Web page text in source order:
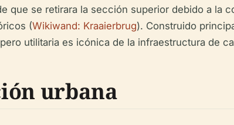
que se retirara la sección superior debido a la
(Wikiwand: Kraaierbrug). Construido
utilitaria es icónica de la infraestructura de
urbana